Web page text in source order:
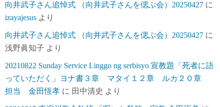
向井武子さん追悼式 （向井武子さんを偲ぶ会）20250427 に
izayajesus より
向井武子さん追悼式 （向井武子さんを偲ぶ会）20250427 に
浅野眞知子 より
20210822 Sunday Service Linggo ng serbisyo 宣教題「死者に語
っていただく」ヨナ書３章 マタイ１２章 ルカ２０章
担当 金田恆孝 に 田中清史 より